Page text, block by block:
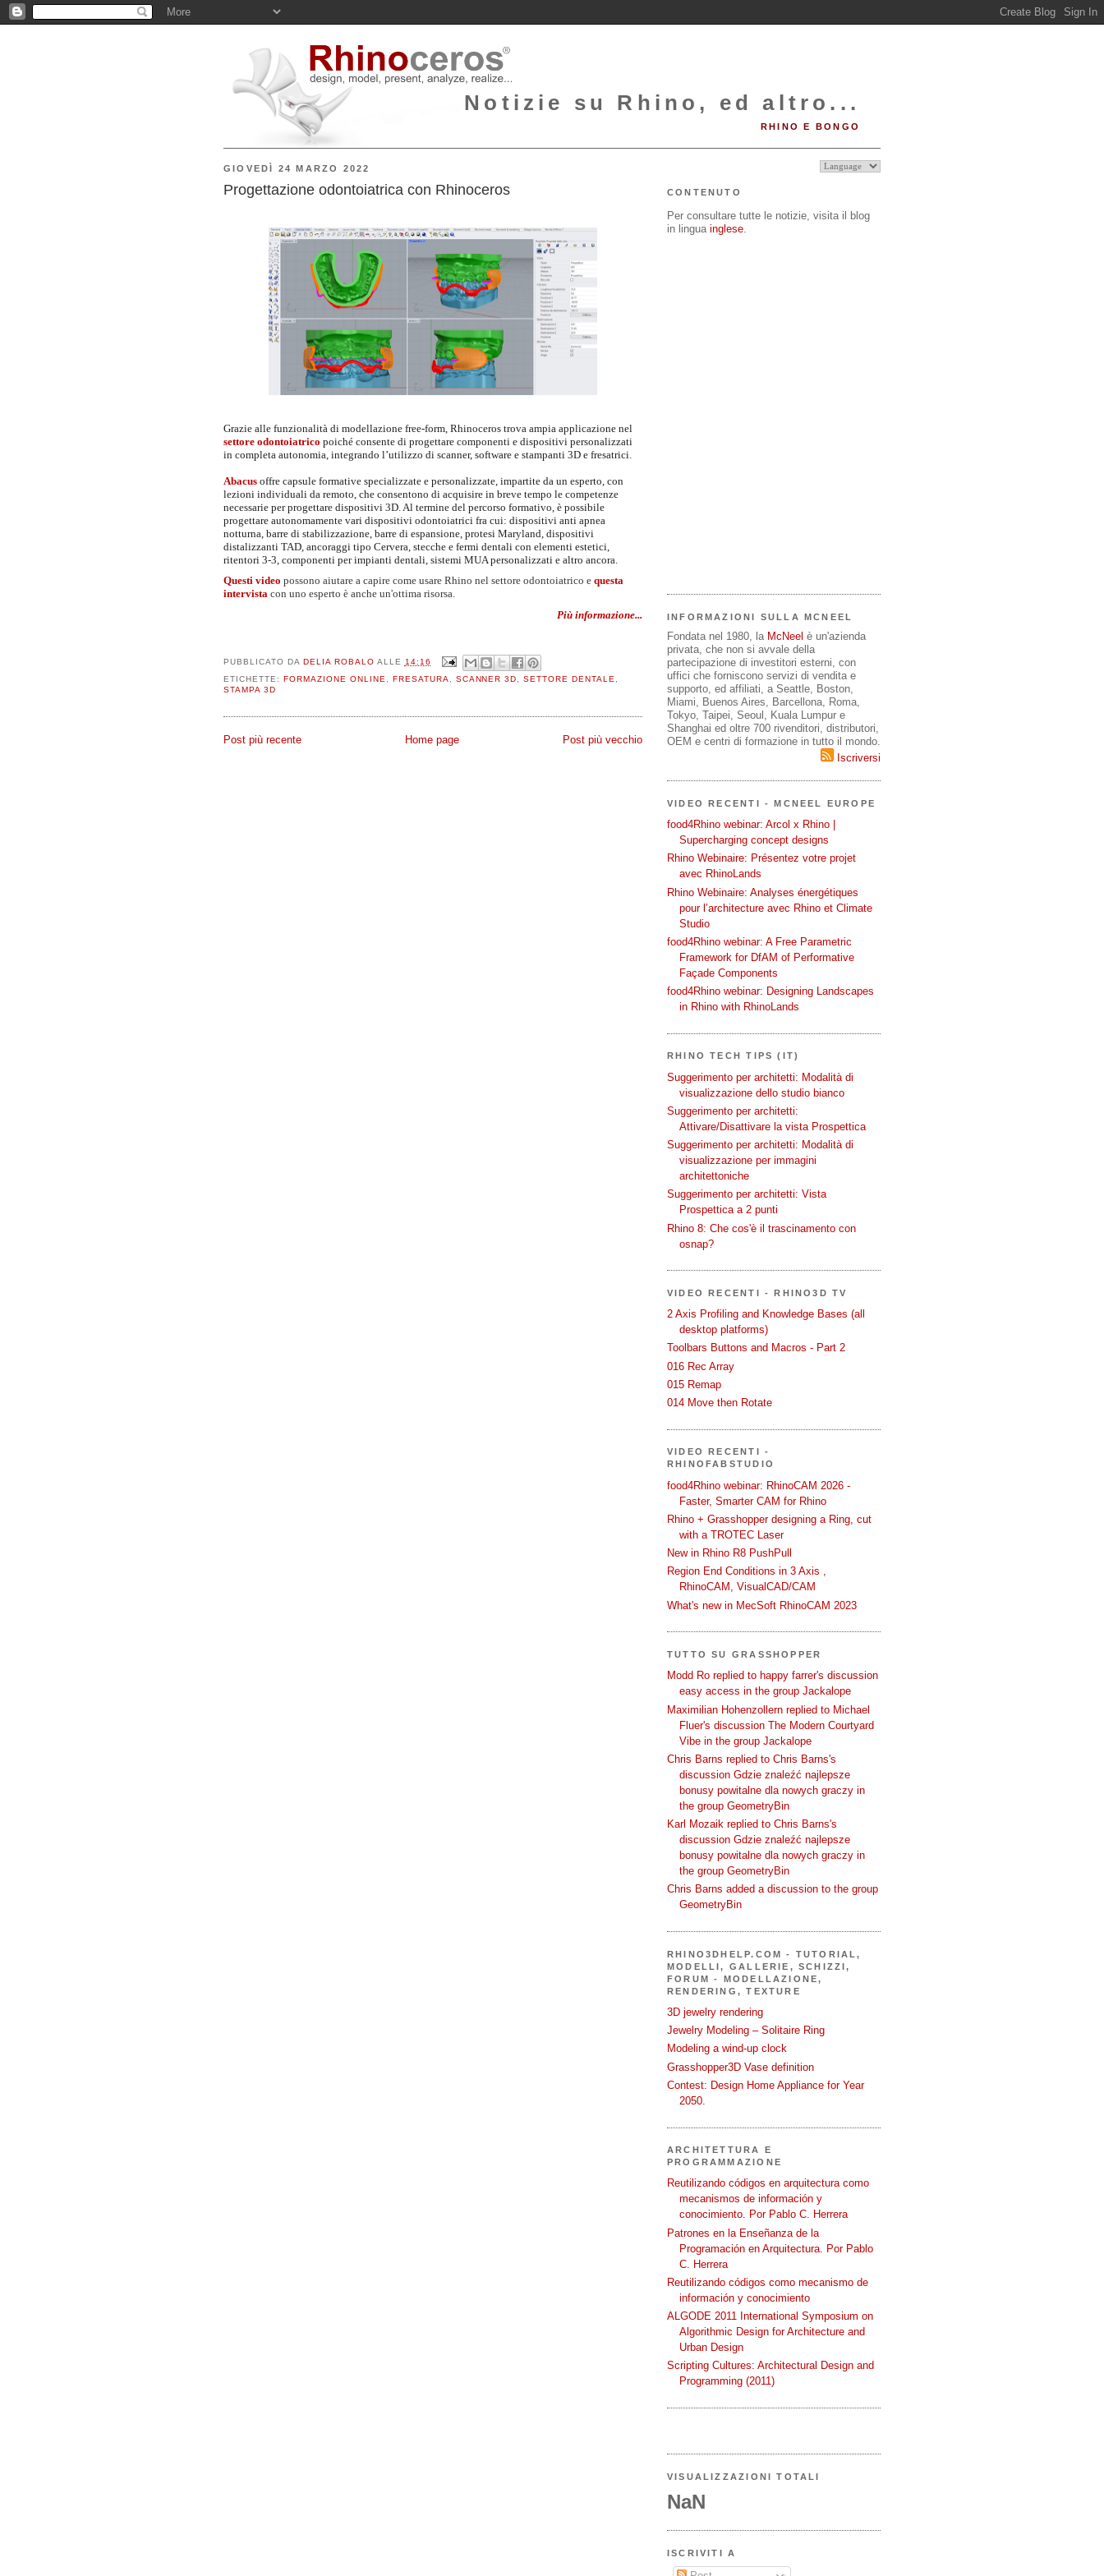
Notizie su Rhino, ed altro...
RHINO E BONGO
GIOVEDÌ 24 MARZO 2022
Progettazione odontoiatrica con Rhinoceros
Grazie alle funzionalità di modellazione free-form, Rhinoceros trova ampia applicazione nel
settore odontoiatrico poiché consente di progettare componenti e dispositivi personalizzati
in completa autonomia, integrando l’utilizzo di scanner, software e stampanti 3D e fresatrici.
Abacus offre capsule formative specializzate e personalizzate, impartite da un esperto, con
lezioni individuali da remoto, che consentono di acquisire in breve tempo le competenze
necessarie per progettare dispositivi 3D. Al termine del percorso formativo, è possibile
progettare autonomamente vari dispositivi odontoiatrici fra cui: dispositivi anti apnea
notturna, barre di stabilizzazione, barre di espansione, protesi Maryland, dispositivi
distalizzanti TAD, ancoraggi tipo Cervera, stecche e fermi dentali con elementi estetici,
ritentori 3-3, componenti per impianti dentali, sistemi MUA personalizzati e altro ancora.
Questi video possono aiutare a capire come usare Rhino nel settore odontoiatrico e questa
intervista con uno esperto è anche un'ottima risorsa.
Più informazione...
PUBBLICATO DA DELIA ROBALO ALLE
14:16
ETICHETTE: FORMAZIONE ONLINE FRESATURA SCANNER 3D ,SETTORE DENTALE
STAMPA 3D
Post più recente Post più vecchio
Home page
CONTENUTO
Per consultare tutte le notizie, visita il blog
in lingua inglese
INFORMAZIONI SULLA MCNEEL
Fondata nel 1980, la McNeel è un'azienda
privata, che non si avvale della
partecipazione di investitori esterni, con
uffici che forniscono servizi di vendita e
supporto, ed affiliati, a Seattle, Boston,
Miami, Buenos Aires, Barcellona, Roma,
Tokyo, Taipei, Seoul, Kuala Lumpur e
Shanghai ed oltre 700 rivenditori, distributori,
OEM e centri di formazione in tutto il mondo.
Iscriversi
VIDEO RECENTI - MCNEEL EUROPE
food4Rhino webinar: Arcol x Rhino |
Supercharging concept designs
Rhino Webinaire: Présentez votre projet
avec RhinoLands
Rhino Webinaire: Analyses énergétiques
pour l’architecture avec Rhino et Climate
Studio
food4Rhino webinar: A Free Parametric
Framework for DfAM of Performative
Façade Components
food4Rhino webinar: Designing Landscapes
in Rhino with RhinoLands
RHINO TECH TIPS (IT)
Suggerimento per architetti: Modalità di
visualizzazione dello studio bianco
Suggerimento per architetti:
Attivare/Disattivare la vista Prospettica
Suggerimento per architetti: Modalità di
visualizzazione per immagini
architettoniche
Suggerimento per architetti: Vista
Prospettica a 2 punti
Rhino 8: Che cos'è il trascinamento con
osnap?
VIDEO RECENTI - RHINO3D TV
2 Axis Profiling and Knowledge Bases (all
desktop platforms)
Toolbars Buttons and Macros - Part 2
016 Rec Array
015 Remap
014 Move then Rotate
VIDEO RECENTI -
RHINOFABSTUDIO
food4Rhino webinar: RhinoCAM 2026 -
Faster, Smarter CAM for Rhino
Rhino + Grasshopper designing a Ring, cut
with a TROTEC Laser
New in Rhino R8 PushPull
Region End Conditions in 3 Axis ,
RhinoCAM, VisualCAD/CAM
What's new in MecSoft RhinoCAM 2023
TUTTO SU GRASSHOPPER
Modd Ro replied to happy farrer's discussion
easy access in the group Jackalope
Maximilian Hohenzollern replied to Michael
Fluer's discussion The Modern Courtyard
Vibe in the group Jackalope
Chris Barns replied to Chris Barns's
discussion Gdzie znaleźć najlepsze
bonusy powitalne dla nowych graczy in
the group GeometryBin
Karl Mozaik replied to Chris Barns's
discussion Gdzie znaleźć najlepsze
bonusy powitalne dla nowych graczy in
the group GeometryBin
Chris Barns added a discussion to the group
GeometryBin
RHINO3DHELP.COM - TUTORIAL,
MODELLI, GALLERIE, SCHIZZI,
FORUM - MODELLAZIONE,
RENDERING, TEXTURE
3D jewelry rendering
Jewelry Modeling – Solitaire Ring
Modeling a wind-up clock
Grasshopper3D Vase definition
Contest: Design Home Appliance for Year
2050.
ARCHITETTURA E
PROGRAMMAZIONE
Reutilizando códigos en arquitectura como
mecanismos de información y
conocimiento. Por Pablo C. Herrera
Patrones en la Enseñanza de la
Programación en Arquitectura. Por Pablo
C. Herrera
Reutilizando códigos como mecanismo de
información y conocimiento
ALGODE 2011 International Symposium on
Algorithmic Design for Architecture and
Urban Design
Scripting Cultures: Architectural Design and
Programming (2011)
VISUALIZZAZIONI TOTALI
NaN
ISCRIVITI A